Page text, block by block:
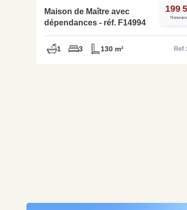
Maison de Maître avec
dépendances - réf. F14994
199
1 3 130 m² Ref